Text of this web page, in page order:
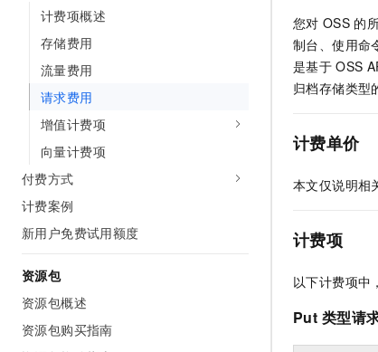
计费项概述
存储费用
流量费用
请求费用
增值计费项
向量计费项
付费方式
计费案例
新用户免费试用额度
资源包
资源包概述
资源包购买指南
您对 OSS 的
制台、使用命
是基于 OSS
归档存储类型
计费单价
本文仅说明相
计费项
以下计费项中
Put 类型请
Qwen3.8-Max
智能体时代全能旗舰
Qwen3.7-Plus
Qwen3-VL-Plus
大模型服务
千问AI平台-Token
千问AI平台-模型体
计算
容器
网络与CDN
安全
中间件
大数据计算
媒体服务
无影云电脑
随时随地安全接入
云解析DNS
面向分析的企业级
互联网应用开发
大数据
安全
网络
企业出海
政企业务
Hermes Agent，
自主进化，持久记
快速拥有专属
云工开物
高校专属算力普惠
免费试用
最高领取价值200元
AI 产品 免费试用
140+云产品 免费试用
大模型ACA认证体验
助力企业全员 AI 认
观测云
Tuya 物联网平台
蓝凌 OA
电子合同
Tableau 订阅
AI空中课堂在线直
生态解决方案
行业生态解决方案
无影生态合作计划
Salesforce On
Consulting
在线服务
工单服务
短信专区
分析师报告
研究报告与白皮书
AI 算法大赛
云开发大赛